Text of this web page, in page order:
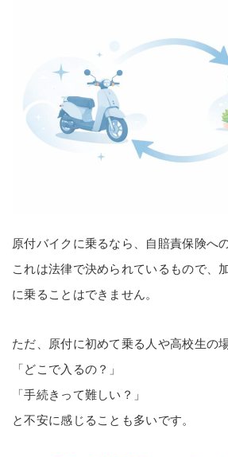
原付バイクに乗るなら、自賠責保険へ
これは法律で決められているもので、
に乗ることはできません。
ただ、原付に初めて乗る人や高校生の場
「どこで入るの？」
「手続きって難しい？」
と不安に感じることも多いです。